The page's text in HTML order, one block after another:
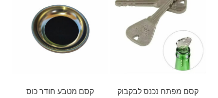
קסם מפתח נכנס לבקבוק קסם מטבע חודר כוס